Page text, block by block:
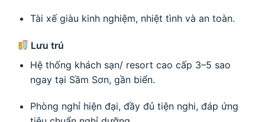
Tài xế giàu kinh nghiệm, nhiệt tình và an toàn.
Lưu trú
Hệ thống khách sạn/ resort cao cấp 3–5 sao
ngay tại Sầm Sơn, gần biển.
Phòng nghỉ hiện đại, đầy đủ tiện nghi, đáp ứng